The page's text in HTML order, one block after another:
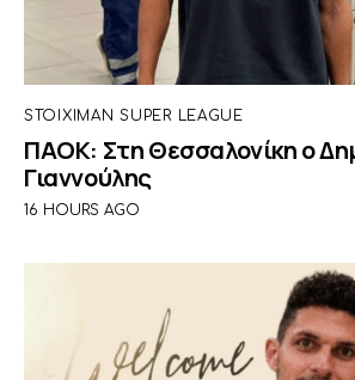
STOIXIMAN SUPER LEAGUE
ΠΑΟΚ: Στη Θεσσαλονίκη ο
Γιαννούλης
16 HOURS AGO